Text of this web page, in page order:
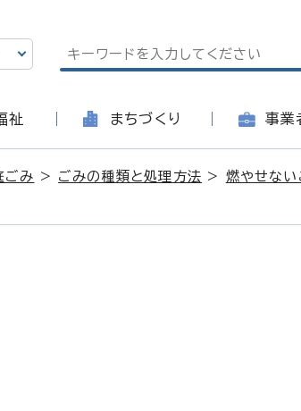
祉 まちづくり 事業
ごみ > ごみの種類と処理方法 > 燃やせない